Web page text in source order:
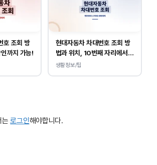
호 조회 방
까지 가능!
현대자동차 차대번호 조회 방
법과 위치, 10번째 자리에서
연식 확인!
생활정보/팁
는로그인해야합니다.